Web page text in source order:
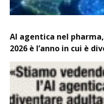
AI agentica nel
2026 è l’anno in cui è